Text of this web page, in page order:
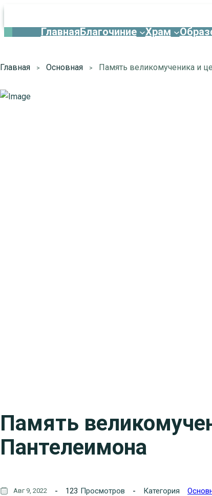
ГлавнаяБлагочиние Храм
Главная Основная
Память
Пантелеимона
Авг 9, 2022 123 Просмотров Категория